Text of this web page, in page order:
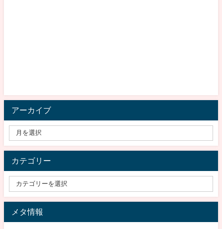
アーカイブ
カテゴリー
メタ情報